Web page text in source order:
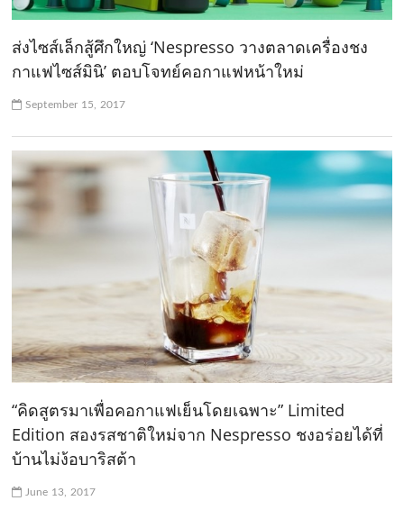
ส่งไซส์เล็กสู้ศึกใหญ่ ‘Nespresso วางตลาดเครื่องชง
กาแฟไซส์มินิ’ ตอบโจทย์คอกาแฟหน้าใหม่
September 15, 2017
“คิดสูตรมาเพื่อคอกาแฟเย็นโดยเฉพาะ” Limited
Edition สองรสชาติใหม่จาก Nespresso ชงอร่อยได้ที่
บ้านไม่ง้อบาริสต้า
June 13, 2017